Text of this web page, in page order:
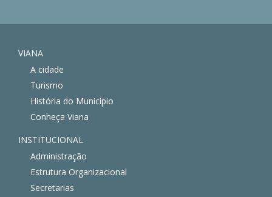
VIANA
A cidade
Turismo
História do Município
Conheça Viana
INSTITUCIONAL
Administração
Estrutura Organizacional
Secretarias